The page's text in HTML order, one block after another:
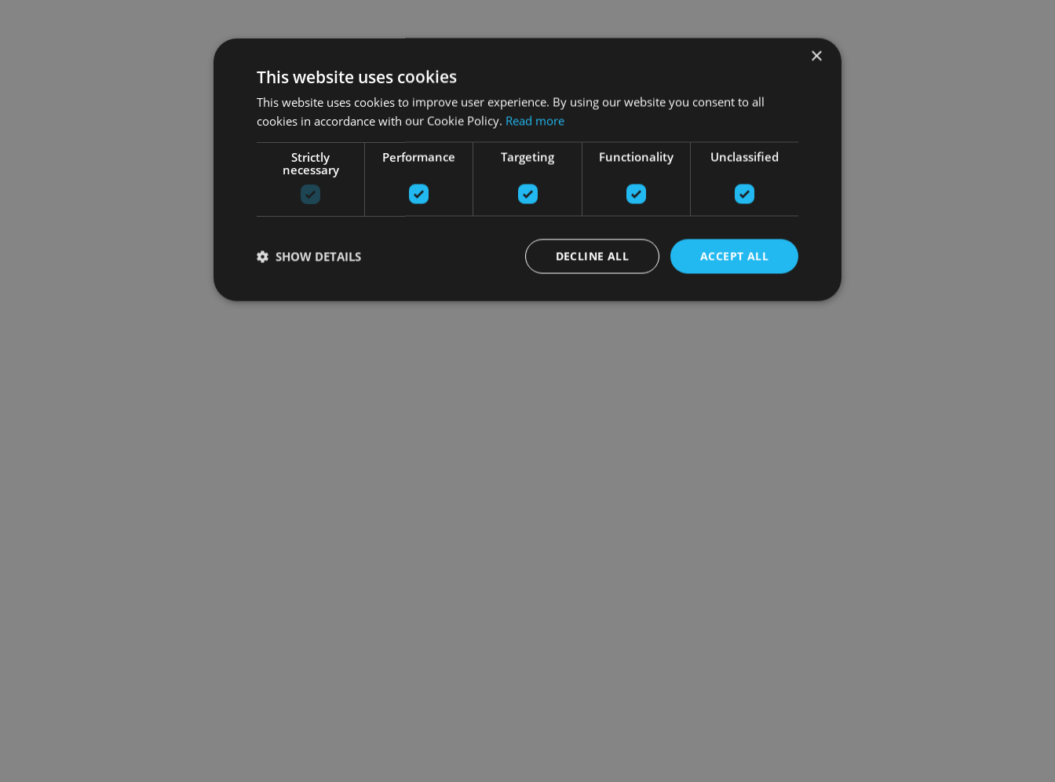
×
This website uses cookies
This website uses cookies to improve user experience. By using our website you consent to all
cookies in accordance with our Cookie Policy. Read more
Strictly
necessary
Performance Targeting Functionality Unclassified
ACCEPT ALL
DECLINE ALL
SHOW DETAILS